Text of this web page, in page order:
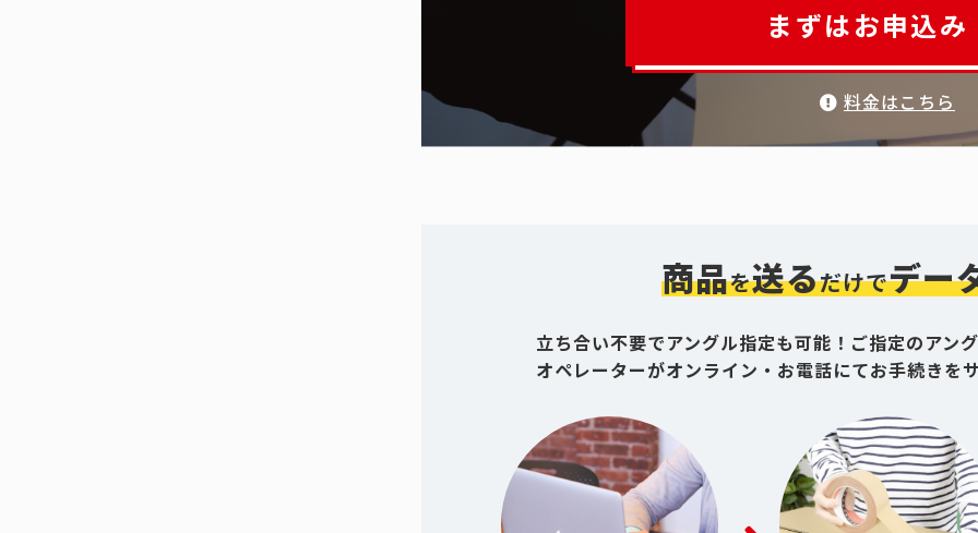
まずはお申込み
料金はこちら
商品を送るだけでデー
立ち合い不要でアングル指定も可能！ご指定のアン
オペレーターがオンライン・お電話にてお手続きを